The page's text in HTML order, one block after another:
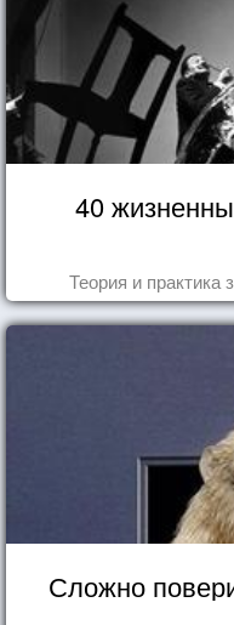
40
Теория и
Сложно